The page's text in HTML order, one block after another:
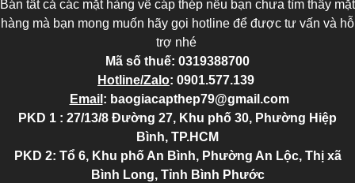
Bán tất cả các mặt hàng về cáp thép nếu bạn chưa tìm thấy mặt
hàng mà bạn mong muốn hãy gọi hotline để được tư vấn và hỗ
trợ nhé
Mã số thuế: 0319388700
Hotline/Zalo: 0901.577.139
Email : baogiacapthep79@gmail.com
PKD 1 : 27/13/8 Đường 27, Khu phố 30, Phường Hiệp
Bình, TP.HCM
PKD 2: Tổ 6, Khu phố An Bình, Phường An Lộc, Thị xã
Bình Long, Tỉnh Bình Phước